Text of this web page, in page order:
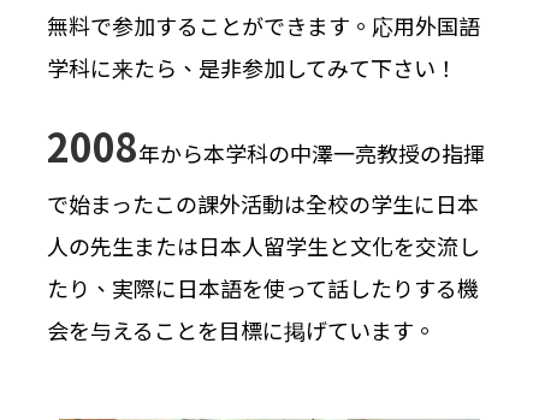
無料で参加することができます。応用外国語
学科に来たら、是非参加してみて下さい！
2008年から本学科の中澤一亮教授の指揮
で始まったこの課外活動は全校の学生に日本
人の先生または日本人留学生と文化を交流し
たり、実際に日本語を使って話したりする機
会を与えることを目標に掲げています。